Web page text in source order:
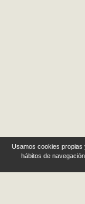
Usamos cookies
hábitos de